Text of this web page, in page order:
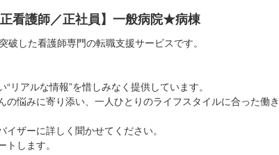
看護師／正社員】一般病院★病棟
した看護師専門の転職支援サービスです。
リアルな情報”を惜しみなく提供しています。
悩みに寄り添い、一人ひとりのライフスタイルに合った働き
ザーに詳しく聞かせてください。
します。